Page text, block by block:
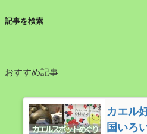
記事を検索
おすすめ記事
カエル
国いろ